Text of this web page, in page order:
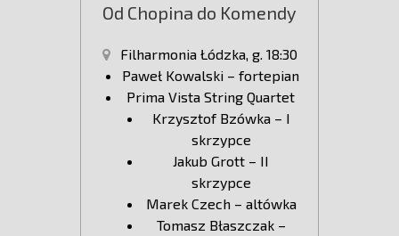
Od Chopina do Komendy
Filharmonia Łódzka, g. 18:30
Paweł Kowalski – fortepian
Prima Vista String Quartet
Krzysztof Bzówka – I
skrzypce
Jakub Grott – II
skrzypce
Marek Czech – altówka
Tomasz Błaszczak –